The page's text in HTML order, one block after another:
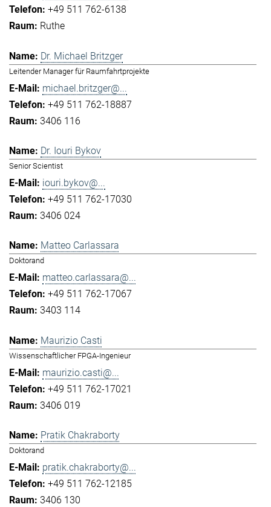
+49 511 762-6138
Ruthe
Dr. Michael Britzger
Leitender Manager für Raumfahrtprojekte
michael.britzger@...
+49 511 762-18887
3406 116
Dr. Iouri Bykov
Senior Scientist
iouri.bykov@...
+49 511 762-17030
3406 024
Matteo Carlassara
Doktorand
matteo.carlassara@...
+49 511 762-17067
3403 114
Maurizio Casti
Wissenschaftlicher FPGA-Ingenieur
maurizio.casti@...
+49 511 762-17021
3406 019
Pratik Chakraborty
Doktorand
pratik.chakraborty@...
+49 511 762-12185
3406 130